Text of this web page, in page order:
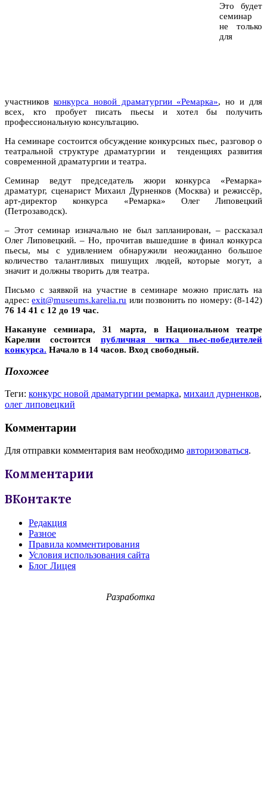
Это будет
семинар
не только
для
участников конкурса новой драматургии «Ремарка», но и для
всех, кто пробует писать пьесы и хотел бы получить
профессиональную консультацию.
На семинаре состоится обсуждение конкурсных пьес, разговор о
театральной структуре драматургии и тенденциях развития
современной драматургии и театра.
Семинар ведут председатель жюри конкурса «Ремарка»
драматург, сценарист Михаил Дурненков (Москва) и режиссёр,
арт-директор конкурса «Ремарка» Олег Липовецкий
(Петрозаводск).
– Этот семинар изначально не был запланирован, – рассказал
Олег Липовецкий. – Но, прочитав вышедшие в финал конкурса
пьесы, мы с удивлением обнаружили неожиданно большое
количество талантливых пишущих людей, которые могут, а
значит и должны творить для театра.
Письмо с заявкой на участие в семинаре можно прислать на
адрес:exit@museums.karelia.ru или позвонить по номеру: (8-142)
76 14 41 с 12 до 19 час.
Накануне семинара, 31 марта, в Национальном театре
Карелии состоится публичная читка пьес-победителей
конкурса. Начало в 14 часов. Вход свободный.
Похожее
Теги: конкурс новой драматургии ремарка, михаил дурненков,
олег липовецкий
Комментарии
Для отправки комментария вам необходимо авторизоваться.
Комментарии
ВКонтакте
Редакция
Разное
Правила комментирования
Условия использования сайта
Блог Лицея
Разработка